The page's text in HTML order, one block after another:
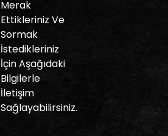
Merak
Ettikleriniz Ve
Sormak
İstedikleriniz
İçin Aşağıdaki
Bilgilerle
İletişim
Sağlayabilirsiniz.